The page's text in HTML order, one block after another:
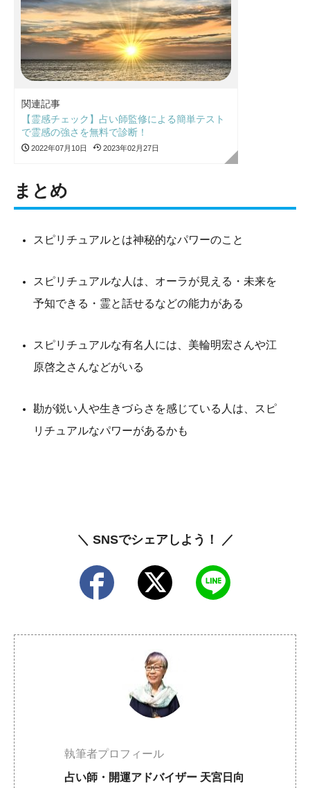
関連記事
【霊感チェック】占い師監修による簡単テスト
で霊感の強さを無料で診断！
2022年07月10日 2023年02月27日
まとめ
スピリチュアルとは神秘的なパワーのこと
スピリチュアルな人は、オーラが見える・未来を
予知できる・霊と話せるなどの能力がある
スピリチュアルな有名人には、美輪明宏さんや江
原啓之さんなどがいる
勘が鋭い人や生きづらさを感じている人は、スピ
リチュアルなパワーがあるかも
＼ SNSでシェアしよう！ ／
執筆者プロフィール
占い師・開運アドバイザー 天宮日向